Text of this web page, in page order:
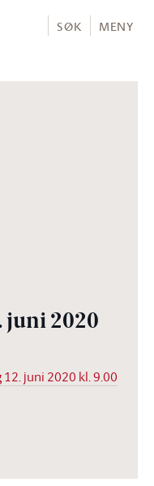
SØK MENY
juni 2020
juni 2020 kl. 9.00